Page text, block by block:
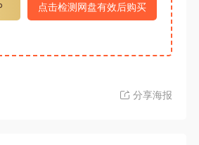
点击检测网盘有效后购买
分享海报